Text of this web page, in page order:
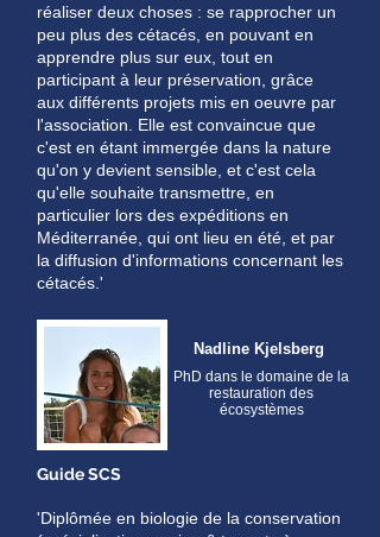
réaliser deux choses : se rapprocher un
peu plus des cétacés, en pouvant en
apprendre plus sur eux, tout en
participant à leur préservation, grâce
aux différents projets mis en oeuvre par
l'association. Elle est convaincue que
c'est en étant immergée dans la nature
qu'on y devient sensible, et c'est cela
qu'elle souhaite transmettre, en
particulier lors des expéditions en
Méditerranée, qui ont lieu en été, et par
la diffusion d'informations concernant les
cétacés.'
Nadline Kjelsberg
PhD dans le domaine de la
restauration des
écosystèmes
Guide SCS
'Diplômée en biologie de la conservation